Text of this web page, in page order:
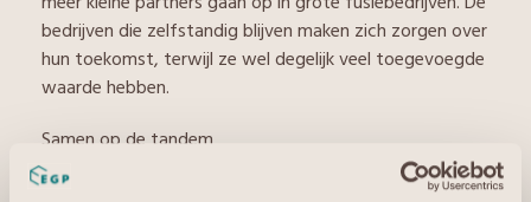
bedrijven die zelfstandig blijven maken zich zorgen over
hun toekomst, terwijl ze wel degelijk veel toegevoegde
waarde hebben.
Samen op de tandem
Daarom is het zo belangrijk dat er bedrijven zijn die
partners helpen om succesvol te kunnen zijn. En dat is